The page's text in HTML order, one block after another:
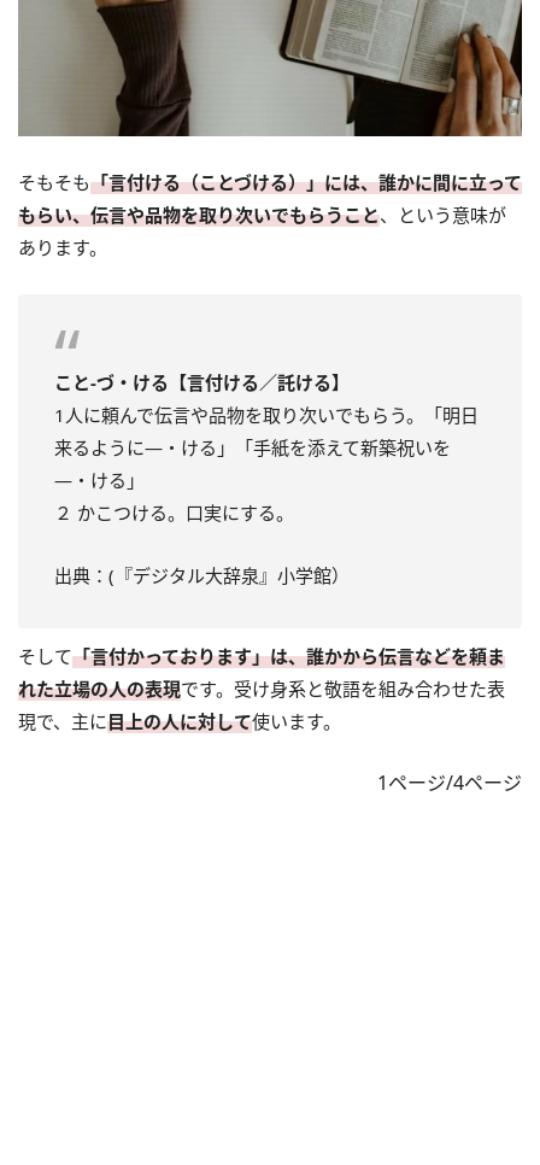
そもそも「言付ける（ことづける）」には、誰かに間に立って
もらい、伝言や品物を取り次いでもらうこと、という意味が
あります。
こと‐づ・ける【言付ける／託ける】
1人に頼んで伝言や品物を取り次いでもらう。「明日
来るように—・ける」「手紙を添えて新築祝いを
—・ける」
２ かこつける。口実にする。
出典：(『デジタル大辞泉』小学館）
そして「言付かっております」は、誰かから伝言などを頼ま
れた立場の人の表現です。受け身系と敬語を組み合わせた表
現で、主に目上の人に対して使います。
1ページ/4ページ